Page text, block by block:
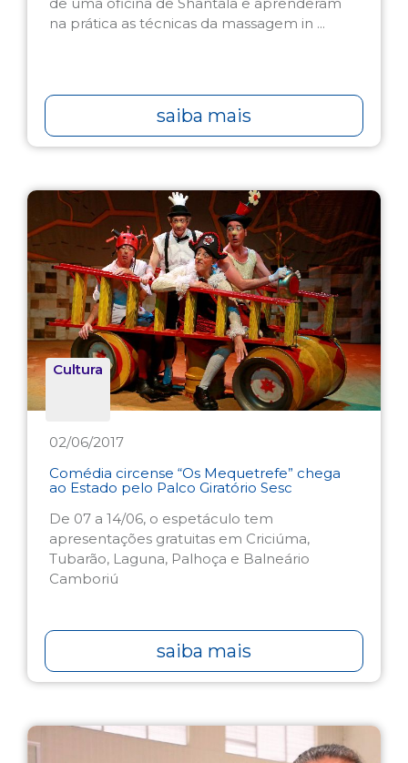
na prática as técnicas da massagem in ...
saiba mais
Cultura
02/06/2017
Comédia circense “Os Mequetrefe” chega
ao Estado pelo Palco Giratório Sesc
De 07 a 14/06, o espetáculo tem
apresentações gratuitas em Criciúma,
Tubarão, Laguna, Palhoça e Balneário
Camboriú
saiba mais